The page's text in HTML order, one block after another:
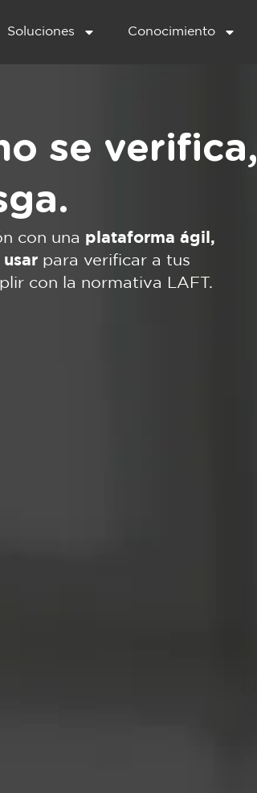
Soluciones Conocimiento
se verifica,
con una plataforma ágil,
para verificar a tus
con la normativa LAFT.